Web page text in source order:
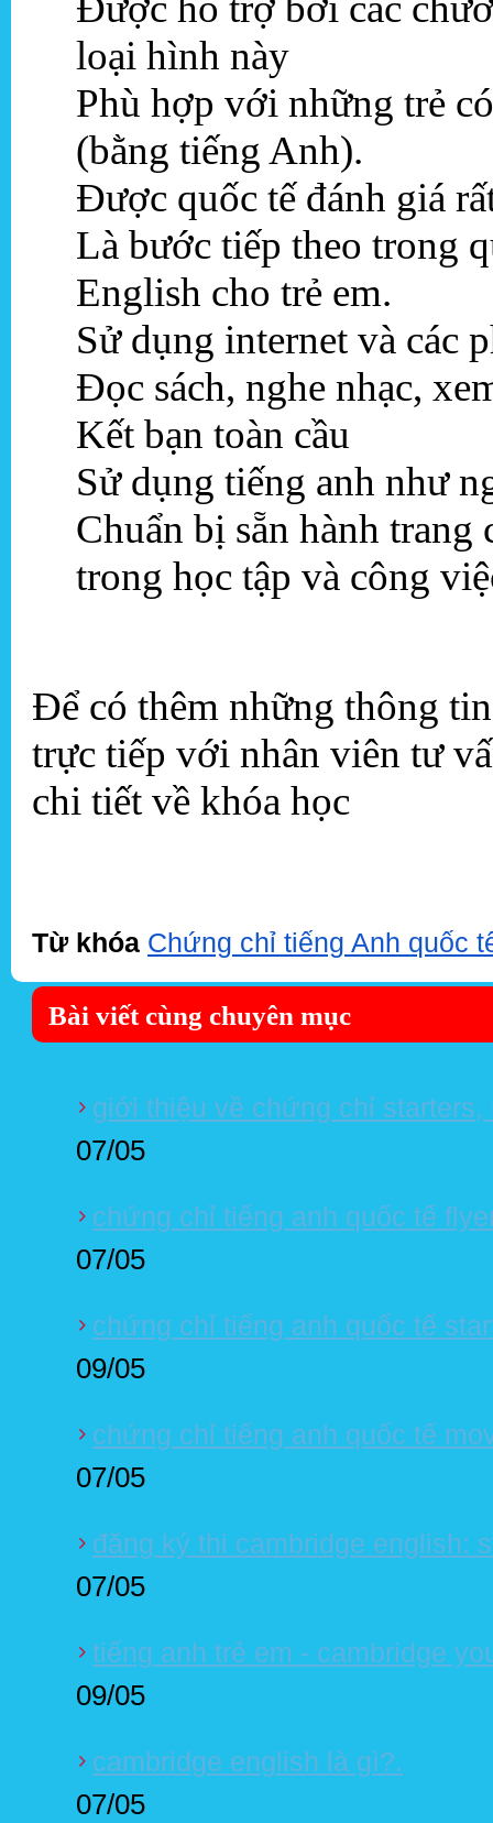
loại hình này
Phù hợp với những trẻ
(bằng tiếng Anh).
Được quốc tế đánh giá
Là bước tiếp theo trong
English cho trẻ em.
Sử dụng internet và các
Đọc sách, nghe nhạc,
Kết bạn toàn cầu
Sử dụng tiếng anh như
Chuẩn bị sẵn hành
trong học tập và công
Để có thêm những thông
trực tiếp với nhân viên tư
chi tiết về khóa học
Từ khóa Chứng chỉ tiếng Anh quốc
Bài viết cùng chuyên mục
giới thiệu về chứng chỉ
07/05
chứng chỉ tiếng anh quốc tế
07/05
chứng chỉ tiếng anh quốc tế
09/05
chứng chỉ tiếng anh quốc tế
07/05
đăng ký thi cambridge english:
07/05
tiếng anh trẻ em - cambridge
09/05
cambridge english là gì?.
07/05